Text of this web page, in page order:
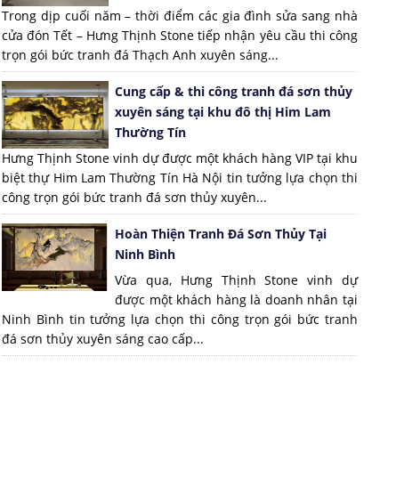
Trong dịp cuối năm – thời điểm các gia đình sửa sang nhà
cửa đón Tết – Hưng Thịnh Stone tiếp nhận yêu cầu thi công
trọn gói bức tranh đá Thạch Anh xuyên sáng...
Cung cấp & thi công tranh đá sơn thủy
xuyên sáng tại khu đô thị Him Lam
Thường Tín
Hưng Thịnh Stone vinh dự được một khách hàng VIP tại khu
biệt thự Him Lam Thường Tín Hà Nội tin tưởng lựa chọn thi
công trọn gói bức tranh đá sơn thủy xuyên...
Hoàn Thiện Tranh Đá Sơn Thủy Tại
Ninh Bình
Vừa qua, Hưng Thịnh Stone vinh dự
được một khách hàng là doanh nhân tại
Ninh Bình tin tưởng lựa chọn thi công trọn gói bức tranh
đá sơn thủy xuyên sáng cao cấp...